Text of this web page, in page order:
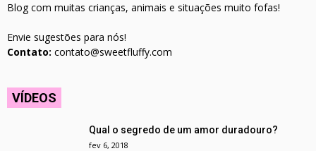
Blog com muitas crianças, animais e situações muito fofas!
Envie sugestões para nós!
Contato: contato@sweetfluffy.com
VÍDEOS
Qual o segredo de um amor duradouro?
fev 6, 2018